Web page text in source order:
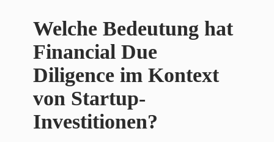
Welche Bedeutung hat
Financial Due
Diligence im Kontext
von Startup-
Investitionen?